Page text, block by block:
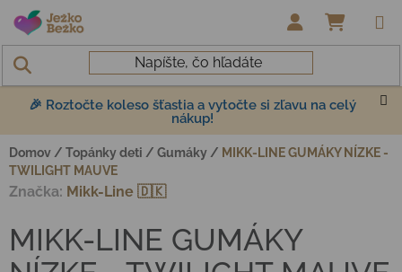
Prejsť na obsah
🎉 Roztočte koleso šťastia a vytočte si zľavu na celý
nákup!
Domov / Topánky deti / Gumáky / MIKK-LINE GUMÁKY NÍZKE -
TWILIGHT MAUVE
MIKK-LINE GUMÁKY
Značka: Mikk-Line 🇩🇰